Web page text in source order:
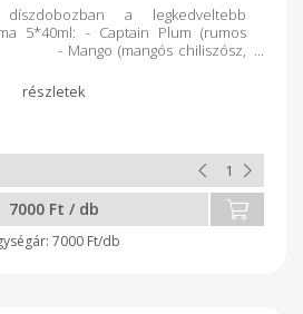
díszdobozban a legkedveltebb
5*40ml: - Captain Plum (rumos
(mangós chiliszósz,
és barnasörön karameliziált
készülő termék ) - Hot
Hot (a világ egyik
a Moruga skorpió paprikából
szósz.)
7000 Ft / db
7000 Ft/db